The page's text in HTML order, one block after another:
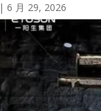
|6 月 29, 2026